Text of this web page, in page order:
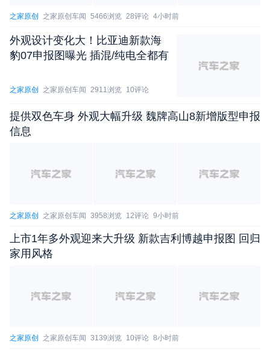
之家原创 之家原创车闻 5466浏览 28评论 4小时前
外观设计变化大！比亚迪新款海
豹07申报图曝光 插混/纯电全都有
之家原创 之家原创车闻 2911浏览 10评论
提供双色车身 外观大幅升级 魏牌高山8新增版型申报
信息
之家原创 之家原创车闻 3958浏览 12评论 9小时前
上市1年多外观迎来大升级 新款吉利博越申报图 回归
家用风格
之家原创 之家原创车闻 3139浏览 10评论 8小时前